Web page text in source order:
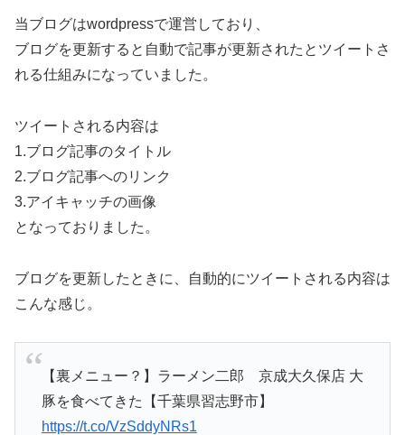
当ブログはwordpressで運営しており、
ブログを更新すると自動で記事が更新されたとツイートさ
れる仕組みになっていました。
ツイートされる内容は
1.ブログ記事のタイトル
2.ブログ記事へのリンク
3.アイキャッチの画像
となっておりました。
ブログを更新したときに、自動的にツイートされる内容は
こんな感じ。
【裏メニュー？】ラーメン二郎 京成大久保店 大
豚を食べてきた【千葉県習志野市】
https://t.co/VzSddyNRs1